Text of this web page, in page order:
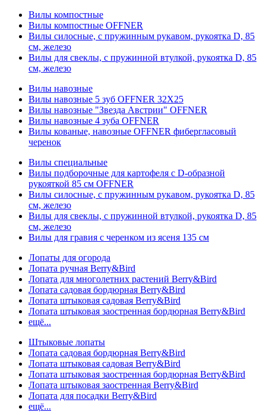
Вилы компостные
Вилы компостные OFFNER
Вилы силосные, с пружинным рукавом, рукоятка D, 85
см, железо
Вилы для свеклы, с пружинной втулкой, рукоятка D, 85
см, железо
Вилы навозные
Вилы навозные 5 зуб OFFNER 32X25
Вилы навозные "Звезда Австрии" OFFNER
Вилы навозные 4 зуба OFFNER
Вилы кованые, навозные OFFNER фибергласовый
черенок
Вилы специальные
Вилы подборочные для картофеля с D-образной
рукояткой 85 см OFFNER
Вилы силосные, с пружинным рукавом, рукоятка D, 85
см, железо
Вилы для свеклы, с пружинной втулкой, рукоятка D, 85
см, железо
Вилы для гравия с черенком из ясеня 135 см
Лопаты для огорода
Лопата ручная Berry&Bird
Лопата для многолетних растений Berry&Bird
Лопата садовая бордюрная Berry&Bird
Лопата штыковая садовая Berry&Bird
Лопата штыковая заостренная бордюрная Berry&Bird
ещё...
Штыковые лопаты
Лопата садовая бордюрная Berry&Bird
Лопата штыковая садовая Berry&Bird
Лопата штыковая заостренная бордюрная Berry&Bird
Лопата штыковая заостренная Berry&Bird
Лопата для посадки Berry&Bird
ещё...